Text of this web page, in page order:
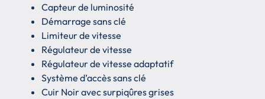
Capteur de luminosité
Démarrage sans clé
Limiteur de vitesse
Régulateur de vitesse
Régulateur de vitesse adaptatif
Système d’accès sans clé
Cuir Noir avec surpiqûres grises